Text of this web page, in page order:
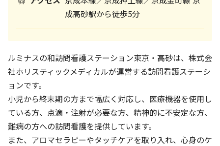
成高砂駅から徒歩5分
ルミナスの和訪問看護ステーション東京・高砂は、株式会
社ホリスティックメディカルが運営する訪問看護ステーシ
ョンです。
小児から終末期の方まで幅広く対応し、医療機器を使用し
ている方、点滴・注射が必要な方、精神的に不安定な方、
難病の方への訪問看護を提供しています。
また、アロマセラピーやタッチケアを取り入れ、心身のケ